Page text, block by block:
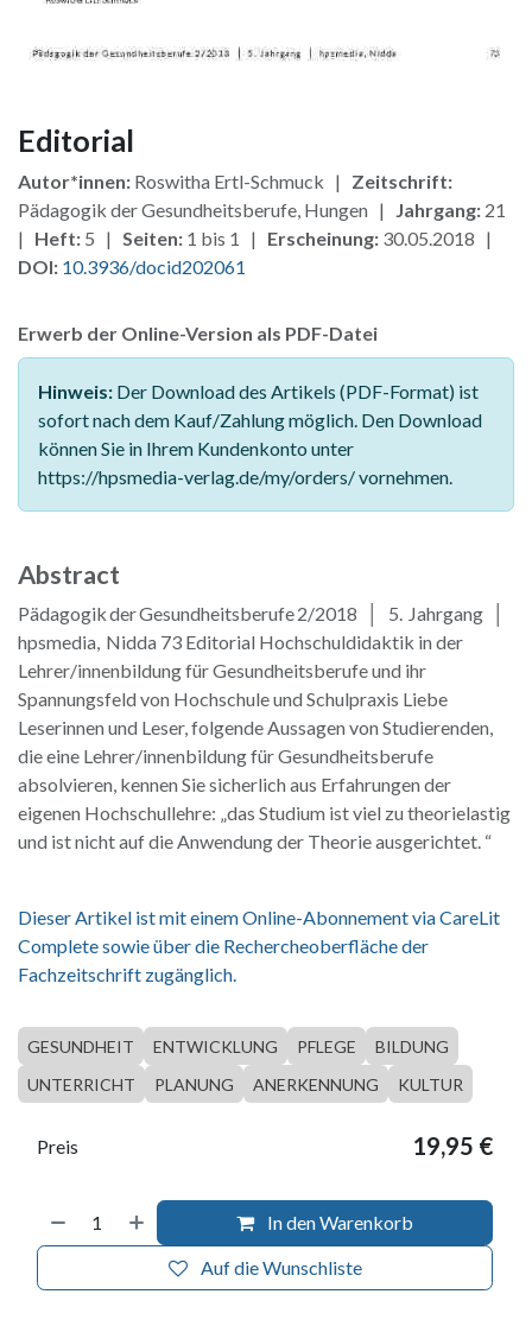
Editorial
Autor*innen: Roswitha Ertl-Schmuck | Zeitschrift:
Pädagogik der Gesundheitsberufe, Hungen | Jahrgang: 21
| Heft: 5 | Seiten: 1 bis 1 | Erscheinung: 30.05.2018 |
DOI: 10.3936/docid202061
Erwerb der Online-Version als PDF-Datei
Hinweis: Der Download des Artikels (PDF-Format) ist
sofort nach dem Kauf/Zahlung möglich. Den Download
können Sie in Ihrem Kundenkonto unter
https://hpsmedia-verlag.de/my/orders/ vornehmen.
Abstract
Pädagogik der Gesundheitsberufe 2/2018 │ 5. Jahrgang │
hpsmedia, Nidda 73 Editorial Hochschuldidaktik in der
Lehrer/innenbildung für Gesundheitsberufe und ihr
Spannungsfeld von Hochschule und Schulpraxis Liebe
Leserinnen und Leser, folgende Aussagen von Studierenden,
die eine Lehrer/innenbildung für Gesundheitsberufe
absolvieren, kennen Sie sicherlich aus Erfahrungen der
eigenen Hochschullehre: „das Studium ist viel zu theorielastig
und ist nicht auf die Anwendung der Theorie ausgerichtet. “
Dieser Artikel ist mit einem Online-Abonnement via CareLit
Complete sowie über die Rechercheoberfläche der
Fachzeitschrift zugänglich.
GESUNDHEIT ENTWICKLUNG PFLEGE
BILDUNG
UNTERRICHT
PLANUNG ANERKENNUNG KULTUR
In den Warenkorb
Auf die Wunschliste
Preis 19,95 €